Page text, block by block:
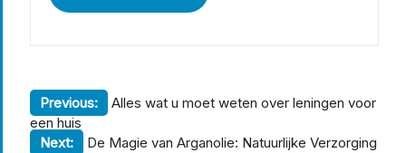
Berichtnavigatie
Previous:
Alles wat u moet weten over leningen voor
een huis
Next:
De Magie van Arganolie: Natuurlijke Verzorging